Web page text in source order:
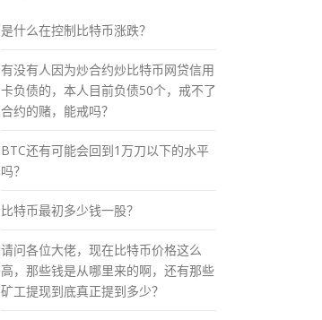
是什么在控制比特币涨跌？
有没有人因为炒合约炒比特币网贷信用
卡负债的，本人目前负债50个，戒不了
合约的赌，能戒吗？
BTC还有可能会回到1万刀以下的水平
吗？
比特币最初多少钱一股？
请问各位大佬，现在比特币价格这么
高，那些钱是从哪里来的啊，还有那些
矿工提现到底真正提到多少？